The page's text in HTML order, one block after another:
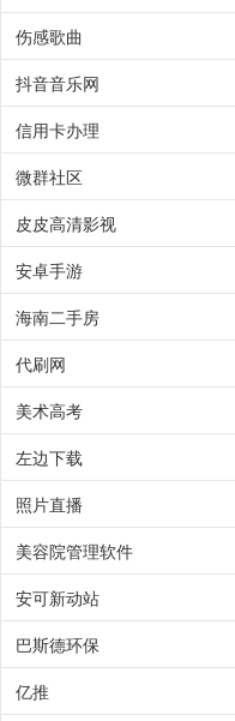
伤感歌曲
抖音音乐网
信用卡办理
微群社区
皮皮高清影视
安卓手游
海南二手房
代刷网
美术高考
左边下载
照片直播
美容院管理软件
安可新动站
巴斯德环保
亿推